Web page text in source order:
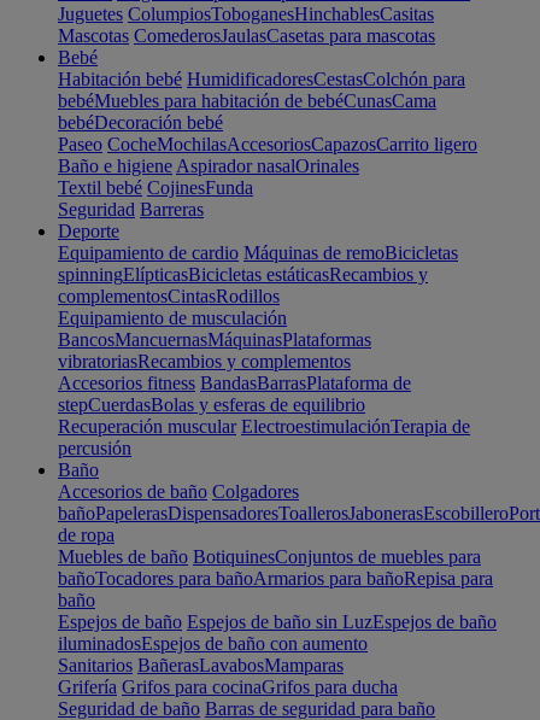
Juguetes ColumpiosToboganesHinchablesCasitas
Mascotas ComederosJaulasCasetas para mascotas
Bebé
Habitación bebé HumidificadoresCestasColchón para
bebéMuebles para habitación de bebéCunasCama
bebéDecoración bebé
Paseo CocheMochilasAccesoriosCapazosCarrito ligero
Baño e higiene Aspirador nasalOrinales
Textil bebé CojinesFunda
Seguridad Barreras
Deporte
Equipamiento de cardio Máquinas de remoBicicletas
spinningElípticasBicicletas estáticasRecambios y
complementosCintasRodillos
Equipamiento de musculación
BancosMancuernasMáquinasPlataformas
vibratoriasRecambios y complementos
Accesorios fitness BandasBarrasPlataforma de
stepCuerdasBolas y esferas de equilibrio
Recuperación muscular ElectroestimulaciónTerapia de
percusión
Baño
Accesorios de baño Colgadores
bañoPapelerasDispensadoresToallerosJabonerasEscobillero
de ropa
Muebles de baño BotiquinesConjuntos de muebles para
bañoTocadores para bañoArmarios para bañoRepisa para
baño
Espejos de baño Espejos de baño sin LuzEspejos de baño
iluminadosEspejos de baño con aumento
Sanitarios BañerasLavabosMamparas
Grifería Grifos para cocinaGrifos para ducha
Seguridad de baño Barras de seguridad para baño